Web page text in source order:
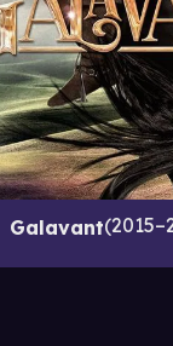
Galavant